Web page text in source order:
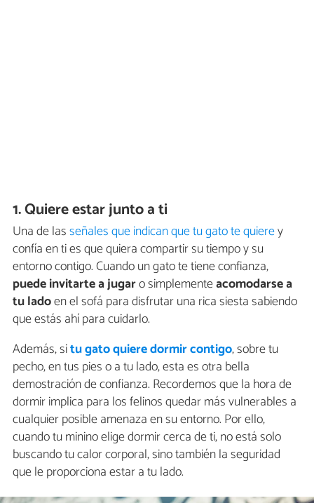
1. Quiere estar junto a ti
Una de lasseñales que indican que tu gato te quierey
confía en ti es que quiera compartir su tiempo y su
entorno contigo. Cuando un gato te tiene confianza,
puede invitarte a jugaro simplementeacomodarse a
tu ladoen el sofá para disfrutar una rica siesta sabiendo
que estás ahí para cuidarlo.
Además, situ gato quiere dormir contigo, sobre tu
pecho, en tus pies o a tu lado, esta es otra bella
demostración de confianza. Recordemos que la hora de
dormir implica para los felinos quedar más vulnerables a
cualquier posible amenaza en su entorno. Por ello,
cuando tu minino elige dormir cerca de ti, no está solo
buscando tu calor corporal, sino también la seguridad
que le proporciona estar a tu lado.